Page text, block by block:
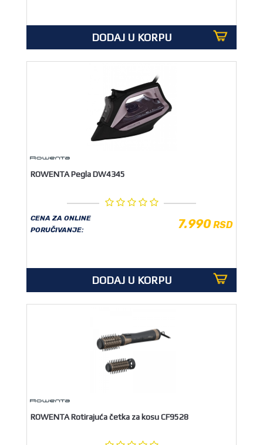
DODAJ U KORPU
ROWENTA Pegla DW4345
CENA ZA ONLINE
PORUČIVANJE:
7.990RSD
DODAJ U KORPU
ROWENTA Rotirajuća četka za kosu CF9528